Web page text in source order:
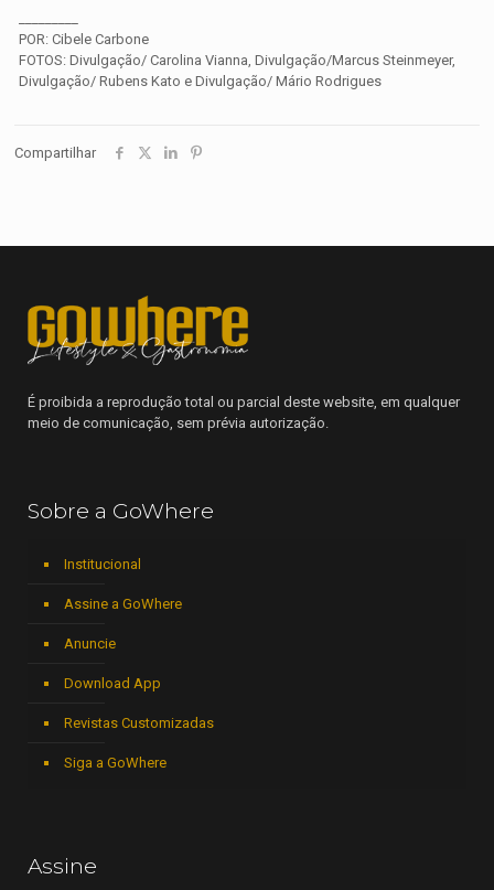
POR: Cibele Carbone
FOTOS: Divulgação/ Carolina Vianna, Divulgação/Marcus Steinmeyer,
Divulgação/ Rubens Kato e Divulgação/ Mário Rodrigues
Compartilhar
É proibida a reprodução total ou parcial deste website, em qualquer
meio de comunicação, sem prévia autorização.
Sobre a GoWhere
Institucional
Assine a GoWhere
Anuncie
Download App
Revistas Customizadas
Siga a GoWhere
Assine